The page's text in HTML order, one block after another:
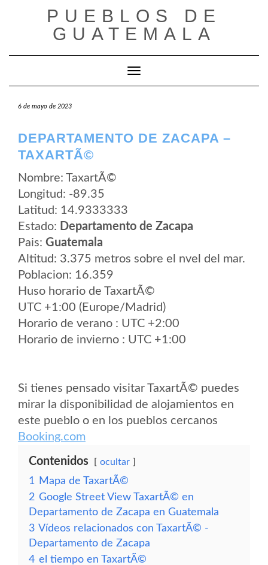
PUEBLOS DE
GUATEMALA
Cambiar modo de navegación
6 de mayo de 2023
DEPARTAMENTO DE ZACAPA –
TAXARTÃ©
Nombre: TaxartÃ©
Longitud: -89.35
Latitud: 14.9333333
Estado: Departamento de Zacapa
Pais: Guatemala
Altitud: 3.375 metros sobre el nvel del mar.
Poblacion: 16.359
Huso horario de TaxartÃ©
UTC +1:00 (Europe/Madrid)
Horario de verano : UTC +2:00
Horario de invierno : UTC +1:00
Si tienes pensado visitar TaxartÃ© puedes
mirar la disponibilidad de alojamientos en
este pueblo o en los pueblos cercanos
Booking.com
Contenidos ocultar
1
Mapa de TaxartÃ©
2 Google Street View TaxartÃ© en
Departamento de Zacapa en Guatemala
3 Vídeos relacionados con TaxartÃ© -
Departamento de Zacapa
4 el tiempo en TaxartÃ©